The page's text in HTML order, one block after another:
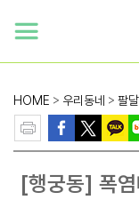
HOME > 우리동네 > 팔
[행궁동] 폭염